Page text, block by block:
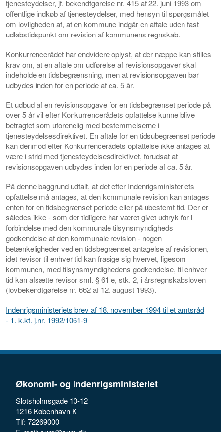
tjenesteydelser, jf. bekendtgørelse nr. 415 af 22. juni 1993 om
offentlige indkøb af tjenesteydelser, med hensyn til spørgsmålet
om lovligheden af, at en kommune indgår en aftale uden fast
udløbstidspunkt om revision af kommunens regnskab.
Konkurrencerådet har endvidere oplyst, at der næppe kan stilles
krav om, at en aftale om udførelse af revisionsopgaver skal
indeholde en tidsbegrænsning, men at revisionsopgaven bør
udbydes inden for en periode af ca. 5 år.
Et udbud af en revisionsopgave for en tidsbegrænset periode på
over 5 år vil efter Konkurrencerådets opfattelse kunne blive
betragtet som uforenelig med bestemmelserne i
tjenesteydelsesdirektivet. En aftale for en tidsubegrænset periode
kan derimod efter Konkurrencerådets opfattelse ikke antages at
være i strid med tjenesteydelsesdirektivet, forudsat at
revisionsopgaven udbydes inden for en periode af ca. 5 år.
På denne baggrund udtalt, at det efter Indenrigsministeriets
opfattelse må antages, at den kommunale revision kan antages
enten for en tidsbegrænset periode eller på ubestemt tid. Der er
således ikke - som der tidligere har været givet udtryk for i
forbindelse med den kommunale tilsynsmyndigheds
godkendelse af den kommunale revision - nogen
betænkeligheder ved en tidsbegrænset antagelse af revisionen,
idet revisor til enhver tid kan frasige sig hvervet, ligesom
kommunen, med tilsynsmyndighedens godkendelse, til enhver
tid kan afsætte revisor sml. § 61 e, stk. 2, i årsregnskabsloven
(lovbekendtgørelse nr. 662 af 12. august 1993).
Indenrigsministeriets brev af 18. november 1994 til et amtsråd
- 1. k.kt. j.nr. 1992/1061-9
Økonomi- og Indenrigsministeriet
Slotsholmsgade 10-12
1216 København K
Tlf: 72269000